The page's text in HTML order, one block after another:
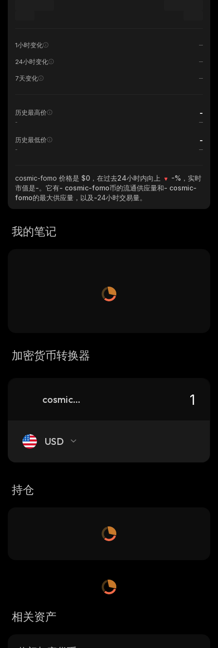
1小时变化
24小时变化
7天变化
历史最高价 -
-
历史最低价 -
-
cosmic-fomo 价格是 $0，在过去24小时内向上 -% ，实时
市值是-。它有- cosmic-fomo币的流通供应量和- cosmic-
fomo的最大供应量，以及-24小时交易量。
我的笔记
加密货币转换器
cosmic-fomo
USD
持仓
相关资产